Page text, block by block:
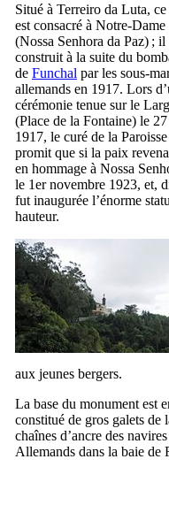
Situé à Terreiro da Luta,
est consacré à Notre-
(Nossa Senhora da Paz) ; il
construit à la suite du
de Funchal par les sous-
allemands en 1917. Lors
cérémonie tenue sur le
(Place de la Fontaine) le
1917, le curé de la
promit que si la paix
en hommage à Nossa
le 1er novembre 1923, et,
fut inaugurée l’énorme
hauteur.
aux jeunes bergers.
La base du monument est
constitué de gros galets de
chaînes d’ancre des
Allemands dans la baie de